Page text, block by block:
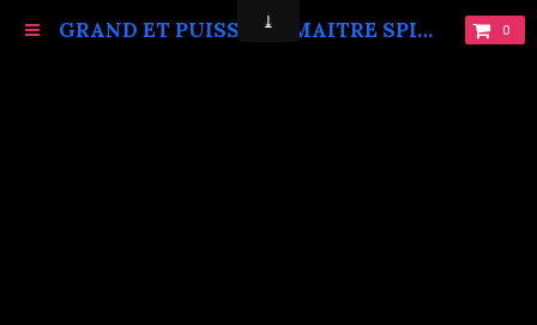
GRAND ET PUISSANT MAITRE SPIRITUEL MARABOUT VAUDOU KOKOUVI.TEL: +229 68619086. 0